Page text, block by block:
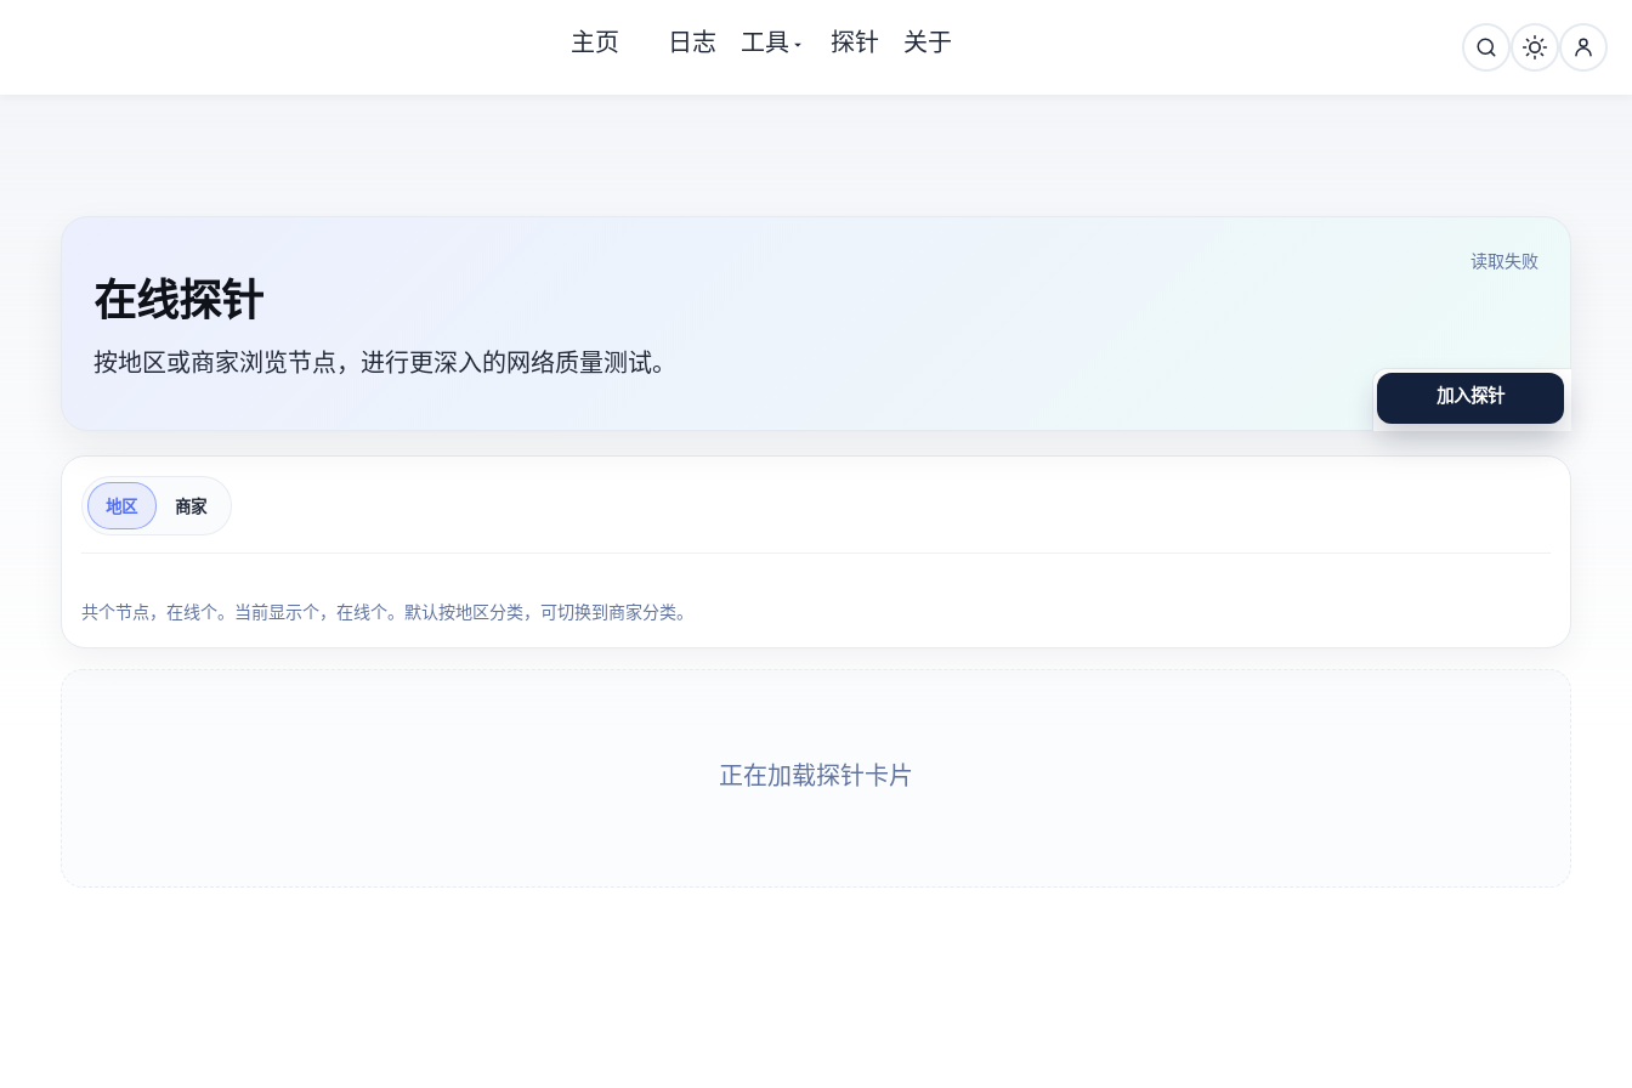
主页 日志 工具 探针 关于
在线探针
按地区或商家浏览节点，进行更深入的网络质量测试。
读取失败
加入探针
地区 商家
共 155 个节点，在线 123 个。当前显示 155 个，在线 123 个。默认按地区分类，可切换到商家分类。
正在加载探针卡片...